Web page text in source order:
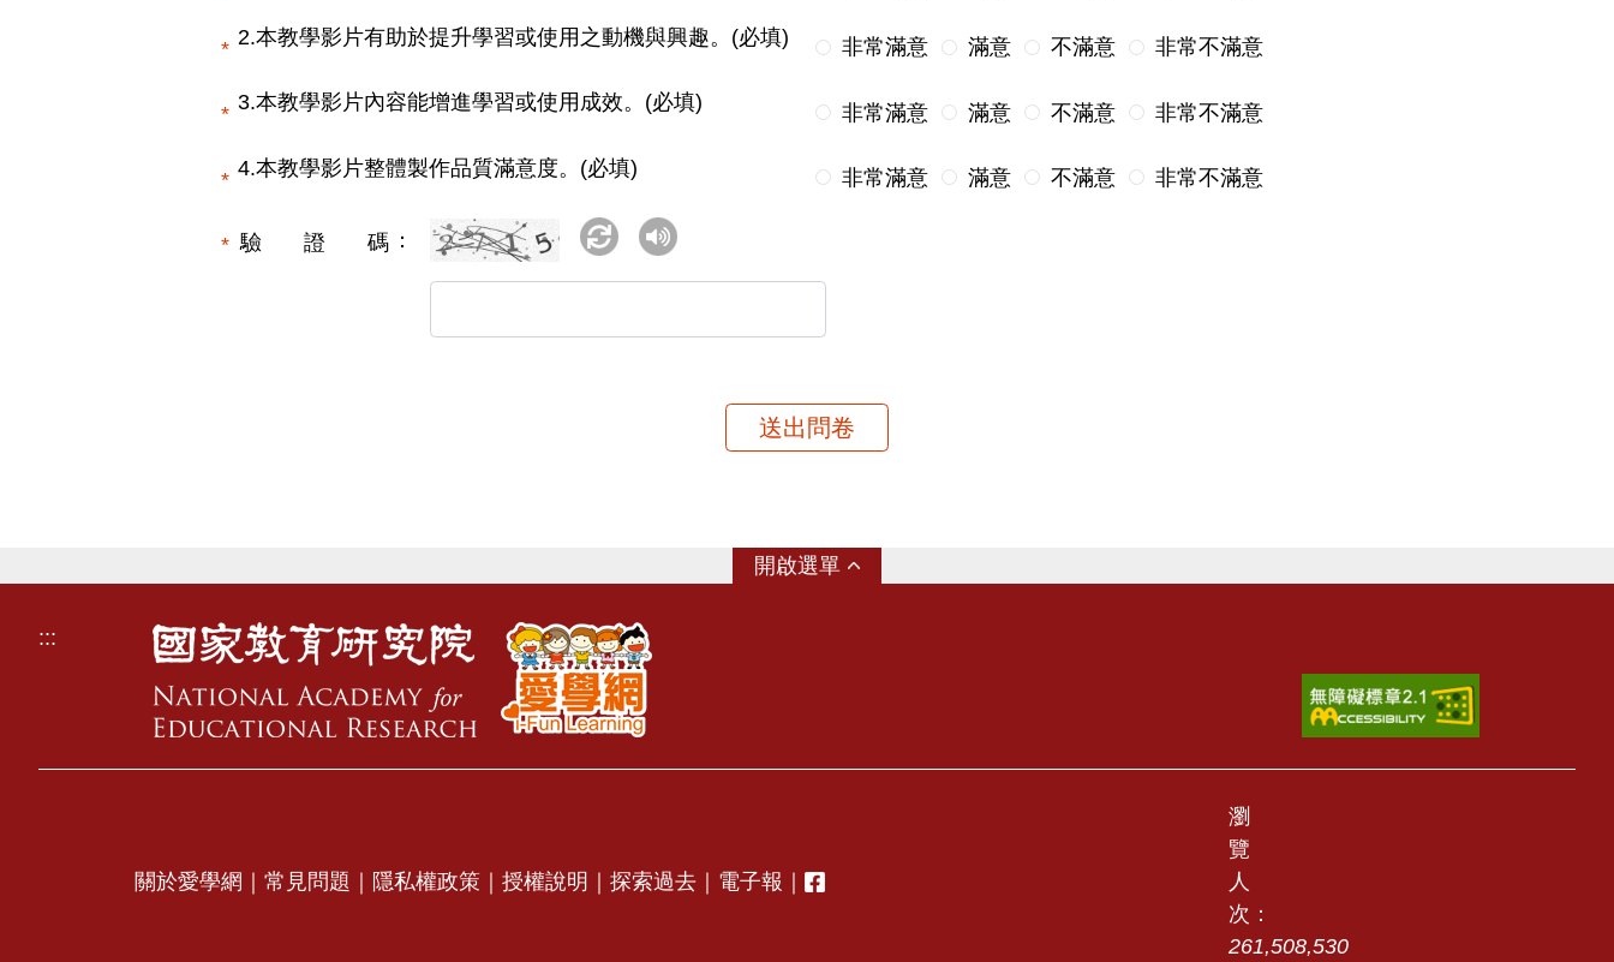
2.本教學影片有助於提升學習或使用之動機與興趣。(必填) 非常滿意 滿意 不滿意 非常不滿意
3.本教學影片內容能增進學習或使用成效。(必填) 非常滿意 滿意 不滿意 非常不滿意
4.本教學影片整體製作品質滿意度。(必填) 非常滿意 滿意 不滿意 非常不滿意
驗證碼
送出問卷
選單
:::
關於愛學網 ｜ 常見問題 ｜ 隱私權政策 ｜ 授權說明 ｜ 探索過去 ｜ 電子報 ｜
瀏
覽
人
次：
261,508,530